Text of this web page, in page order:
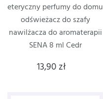
eteryczny perfumy do domu
odświeżacz do szafy
nawilżacza do aromaterapii
SENA 8 ml Cedr
13,90 zł